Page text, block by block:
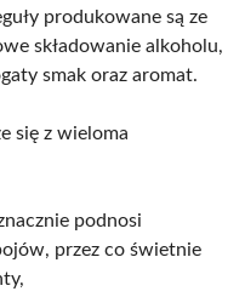
produkowane są ze
składowanie alkoholu,
smak oraz aromat.
się z wieloma
podnosi
przez co świetnie